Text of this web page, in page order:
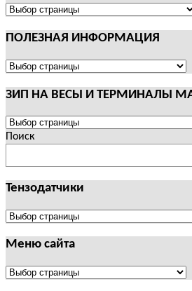
ЗИП
ВЕСЫ
ТЕРМИНАЛЫ
ПОЛЕЗНАЯ ИНФОРМАЦИЯ
ПОЛЕЗНАЯ
ЗИП НА ВЕСЫ И ТЕРМИНАЛЫ
ЗИП
НА
И
ТЕРМИНАЛЫ
МАССА-
Поиск
Тензодатчики
Тензодатчики
Меню сайта
Меню